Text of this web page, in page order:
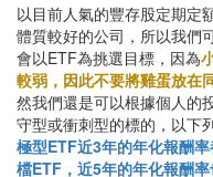
以目前人氣的豐存股定期定
體質較好的公司，所以我們
會以ETF為挑選目標，因為
較弱，因此不要將雞蛋放在
然我們還是可以根據個人的
守型或衝刺型的標的，以下
極型ETF近3年的年化報酬
檔ETF，近5年的年化報酬率